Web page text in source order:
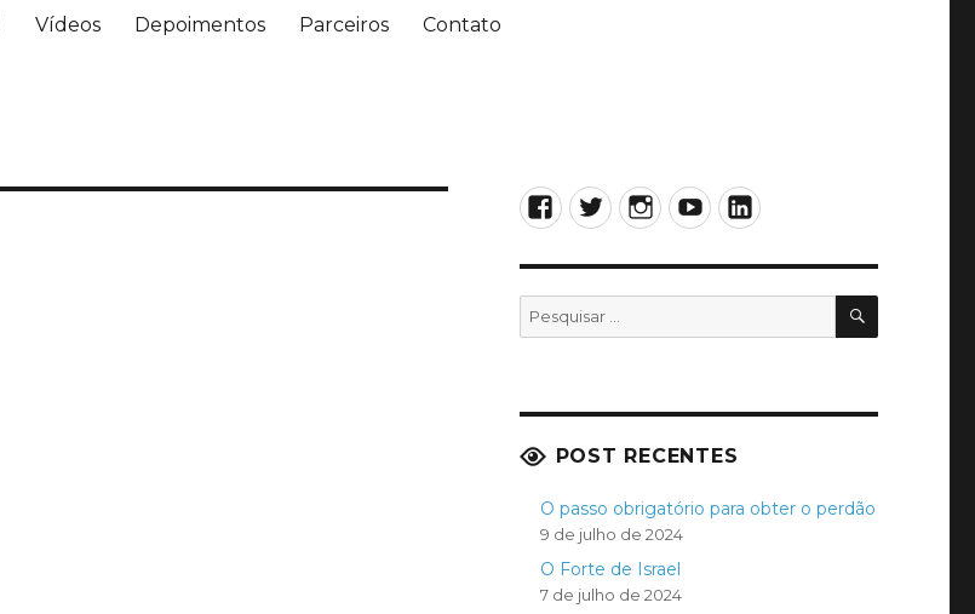
Vídeos Depoimentos Parceiros Contato
Facebook
TwitterInstagram
YouTubeLinkedIn
Pesquisar
por:
POST RECENTES
O passo obrigatório para obter o perdão
9 de julho de 2024
O Forte de Israel
7 de julho de 2024